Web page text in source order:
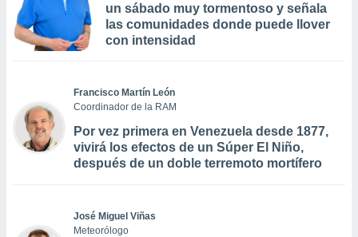
un sábado muy tormentoso y señala
las comunidades donde puede llover
con intensidad
Francisco Martín León
Coordinador de la RAM
Por vez primera en Venezuela desde 1877,
vivirá los efectos de un Súper El Niño,
después de un doble terremoto mortífero
José Miguel Viñas
Meteorólogo